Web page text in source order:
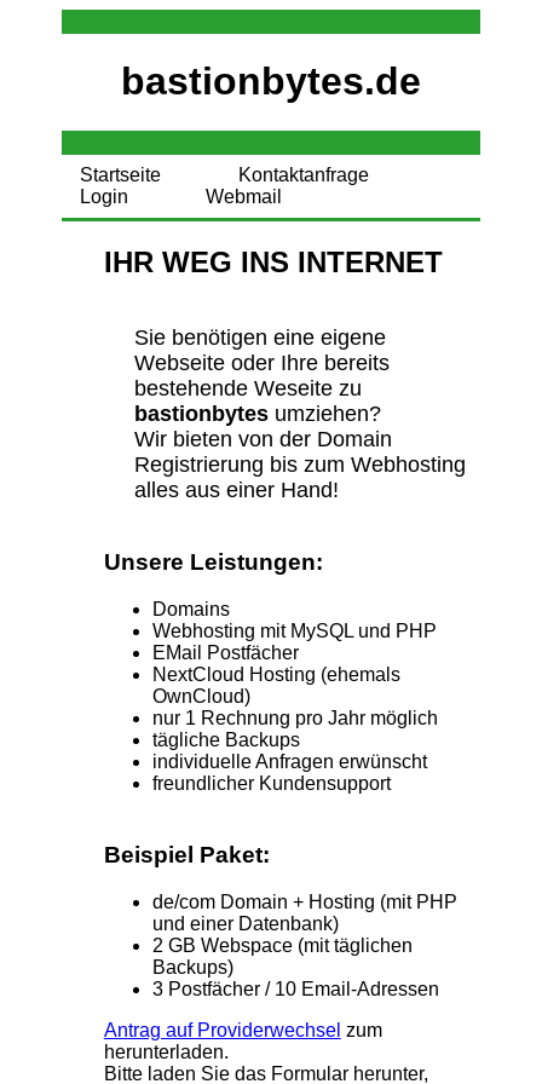
bastionbytes.de
Startseite
Kontaktanfrage
Login
Webmail
IHR WEG INS INTERNET
Sie benötigen eine eigene
Webseite oder Ihre bereits
bestehende Weseite zu
bastionbytesumziehen?
Wir bieten von der Domain
Registrierung bis zum Webhosting
alles aus einer Hand!
Unsere Leistungen:
Domains
Webhosting mit MySQL und PHP
EMail Postfächer
NextCloud Hosting (ehemals
OwnCloud)
nur 1 Rechnung pro Jahr möglich
tägliche Backups
individuelle Anfragen erwünscht
freundlicher Kundensupport
Beispiel Paket:
de/com Domain + Hosting (mit PHP
und einer Datenbank)
2 GB Webspace (mit täglichen
Backups)
3 Postfächer / 10 Email-Adressen
Antrag auf Providerwechsel zum
herunterladen.
Bitte laden Sie das Formular herunter,